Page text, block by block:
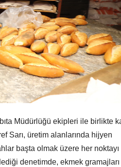
Müdürlüğü ekipleri ile birlikte
Sarı, üretim alanlarında hijyen
başta olmak üzere her noktayı
denetimde, ekmek